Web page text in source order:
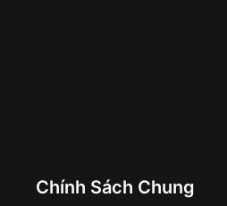
Chính Sách Chung